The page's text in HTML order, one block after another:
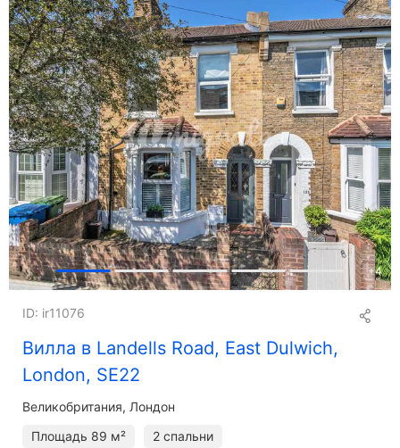
+4
Вилла в Landells Road, East Dulwich,
London, SE22
ID: ir11076
Великобритания, Лондон
Площадь 89 м² 2 спальни